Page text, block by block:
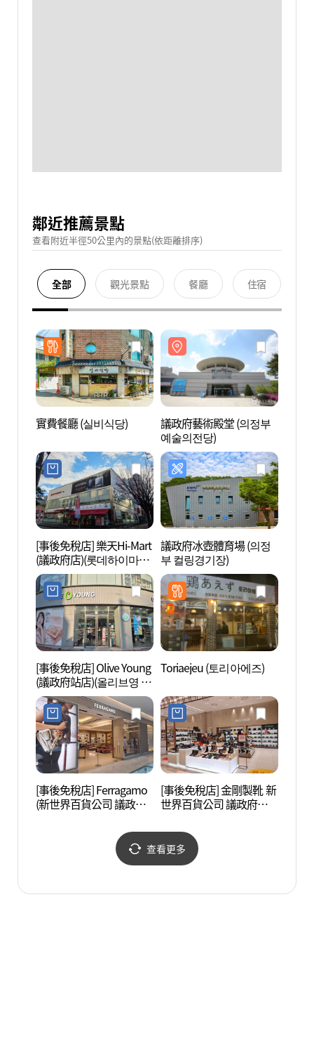
鄰近推薦景點
查看附近半徑50公里內的景點(依距離排序)
全部 觀光景點 餐廳 住宿
實費餐廳 (실비식당)
議政府藝術殿堂 (의정부
예술의전당)
[事後免稅店] 樂天Hi-Mart
(議政府店)(롯데하이마트
의정부점)
議政府冰壺體育場 (의정
부 컬링경기장)
[事後免稅店] Olive Young
(議政府站店)(올리브영 의
정부역점)
Toriaejeu (토리아에즈)
[事後免稅店] Ferragamo
(新世界百貨公司 議政府
[事後免稅店] 金剛製靴 新
世界百貨公司 議政府店
의정부점)
查看更多